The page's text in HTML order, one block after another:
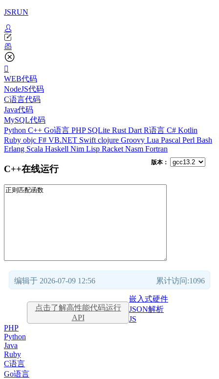
JSRUN
WEB代码
NodeJS代码
C语言代码
Java代码
MySQL代码
Python C++ Go语言 PHP SQLite Rust Dart R语言 C# Kotlin
Ruby objc F# VB.NET Swift clojure Groovy Lua Pascal Perl Bash
Erlang Scala Haskell Nim Lisp Racket Nasm Fortran
C++在线运行
版本：
编辑于 2026-07-09 12:56 累计访问:1096
点击了解高性能代码运行
API
嵌入式硬件
JSON解析
JS
PHP
Python
Java
Ruby
C语言
Go语言